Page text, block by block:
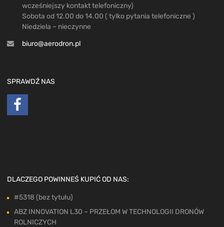
wcześniejszy kontakt telefoniczny)
Sobota od 12.00 do 14.00 ( tylko pytania telefoniczne )
Niedziela – nieczynne
biuro@aerodron.pl
SPRAWDŹ NAS
DLACZEGO POWINNEŚ KUPIĆ OD NAS:
#5318 (bez tytułu)
ABZ INNOVATION L30 – PRZEŁOM W TECHNOLOGII DRONÓW
ROLNICZYCH